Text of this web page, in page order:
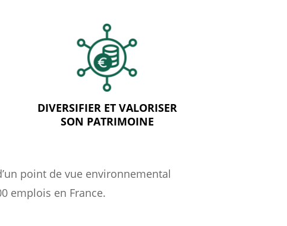
DIVERSIFIER ET VALORISER
SON PATRIMOINE
point de vue environnemental
emplois en France.